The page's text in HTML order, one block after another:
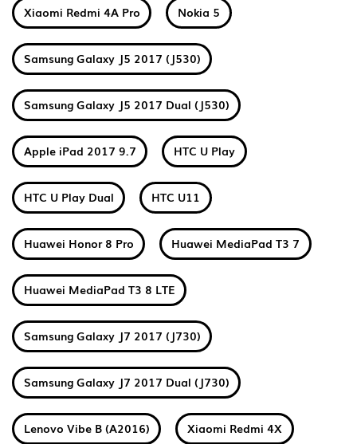
Xiaomi Redmi 4A Pro Nokia 5
Samsung Galaxy J5 2017 (J530)
Samsung Galaxy J5 2017 Dual (J530)
Apple iPad 2017 9.7 HTC U Play
HTC U Play Dual HTC U11
Huawei Honor 8 Pro Huawei MediaPad T3 7
Huawei MediaPad T3 8 LTE
Samsung Galaxy J7 2017 (J730)
Samsung Galaxy J7 2017 Dual (J730)
Lenovo Vibe B (A2016) Xiaomi Redmi 4X